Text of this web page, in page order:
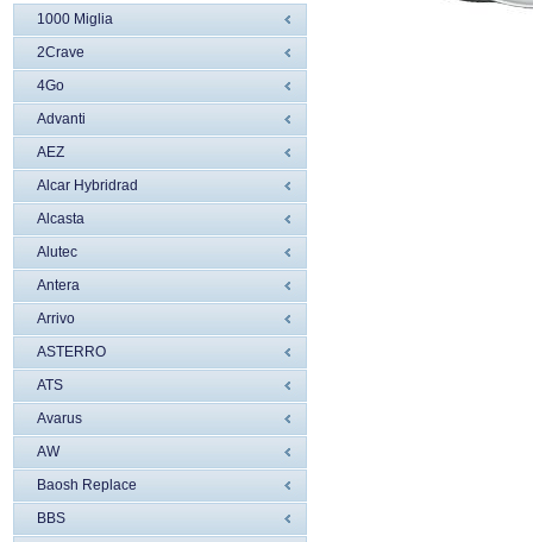
1000 Miglia
2Crave
4Go
Advanti
AEZ
Alcar Hybridrad
Alcasta
Alutec
Antera
Arrivo
ASTERRO
ATS
Avarus
AW
Baosh Replace
BBS